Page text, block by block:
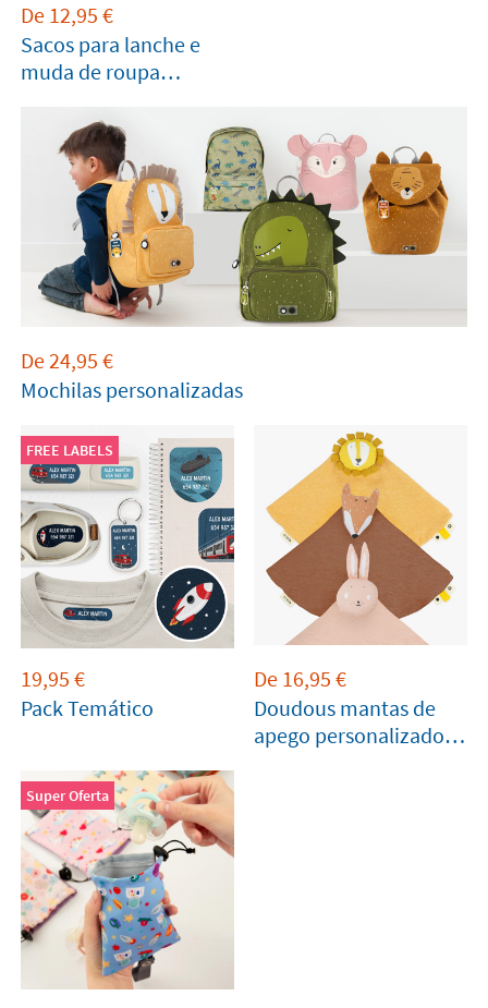
De 12,95 €
Sacos para lanche e
muda de roupa
De24,95 €
Mochilas personalizadas
FREE LABELS
19,95 €
Pack Temático
De 16,95 €
Doudous mantas de
apego personalizados
Super Oferta